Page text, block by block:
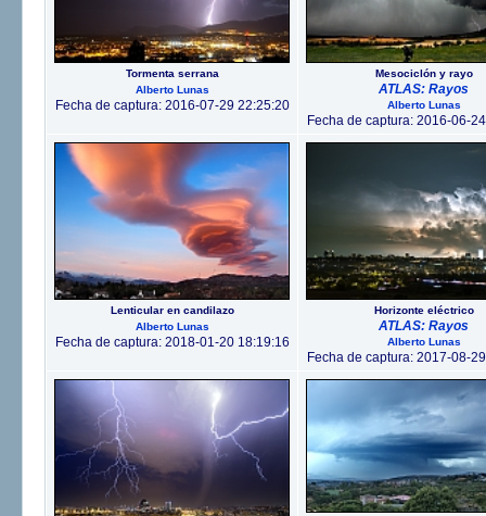
Tormenta serrana
Alberto Lunas
Fecha de captura: 2016-07-29 22:25:20
Mesociclón y rayo
ATLAS: Rayos
Alberto Lunas
Fecha de captura: 2016-06-
Lenticular en candilazo
Alberto Lunas
Fecha de captura: 2018-01-20 18:19:16
Horizonte eléctrico
ATLAS: Rayos
Alberto Lunas
Fecha de captura: 2017-08-